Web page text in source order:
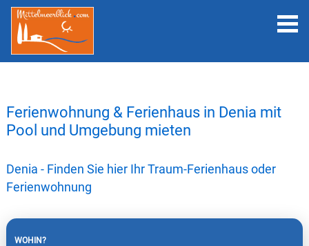
Ferienwohnung & Ferienhaus in Denia mit
Pool und Umgebung mieten
Denia - Finden Sie hier Ihr Traum-Ferienhaus oder
Ferienwohnung
WOHIN?